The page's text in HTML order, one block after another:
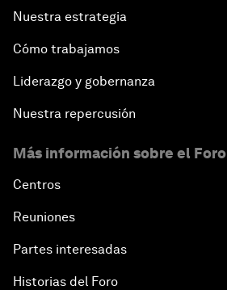
Nuestra estrategia
Cómo trabajamos
Liderazgo y gobernanza
Nuestra repercusión
Más información sobre el Foro
Centros
Reuniones
Partes interesadas
Historias del Foro